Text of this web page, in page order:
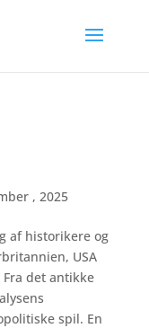
, 2025
af historikere og
USA
Fra det antikke
spil. En